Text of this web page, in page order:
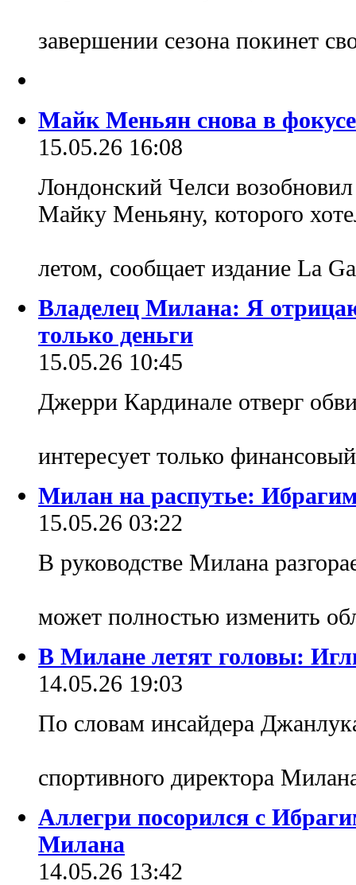
завершении сезона покинет
Майк Меньян снова в
15.05.26 16:08
Лондонский Челси
Майку Меньяну, которого
летом, сообщает издание La
Владелец Милана: Я
только деньги
15.05.26 10:45
Джерри Кардинале отверг
интересует только
Милан на распутье:
15.05.26 03:22
В руководстве Милана
может полностью изменить
В Милане летят головы:
14.05.26 19:03
По словам инсайдера
спортивного директора
Аллегри посорился с
Милана
14.05.26 13:42